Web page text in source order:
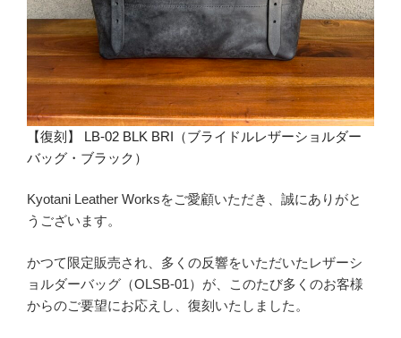
【復刻】 LB-02 BLK BRI（ブライドルレザーショルダー
バッグ・ブラック）
Kyotani Leather Worksをご愛顧いただき、誠にありがと
うございます。
かつて限定販売され、多くの反響をいただいたレザーシ
ョルダーバッグ（OLSB-01）が、このたび多くのお客様
からのご要望にお応えし、復刻いたしました。